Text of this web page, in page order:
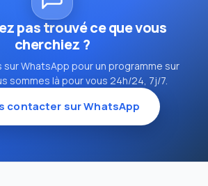
pas trouvé ce que vous
cherchiez ?
WhatsApp pour un programme sur
sommes là pour vous 24h/24, 7j/7.
contacter sur WhatsApp